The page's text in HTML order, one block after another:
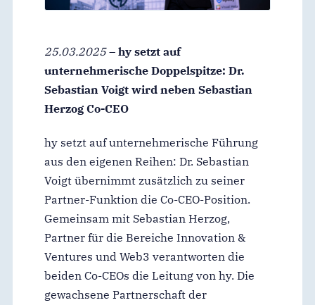
25.03.2025– hy setzt auf
unternehmerische Doppelspitze: Dr.
Sebastian Voigt wird neben Sebastian
Herzog Co-CEO
hy setzt auf unternehmerische Führung
aus den eigenen Reihen: Dr. Sebastian
Voigt übernimmt zusätzlich zu seiner
Partner-Funktion die Co-CEO-Position.
Gemeinsam mit Sebastian Herzog,
Partner für die Bereiche Innovation &
Ventures und Web3 verantworten die
beiden Co-CEOs die Leitung von hy. Die
gewachsene Partnerschaft der